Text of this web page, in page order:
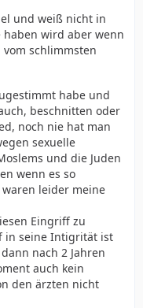
und weiß nicht in
haben wird aber wenn
schlimmsten
habe und
beschnitten oder
noch nie hat man
sexuelle
und die Juden
wenn es so
leider meine
Eingriff zu
in seine Intigrität ist
nach 2 Jahren
auch kein
den ärzten nicht